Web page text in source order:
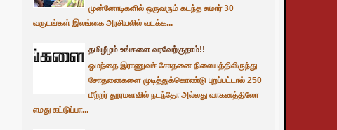
முன்னோடிகளில் ஒருவரும் கடந்த சுமார் 30
வருடங்கள் இலங்கை அரசியலில் வடக்க...
தமிழீழம் உங்களை வரவேற்குதாம்!!
ஓமந்தை இராணுவச் சோதனை நிலையத்திலிருந்து
சோதனைகளை முடித்துக்கொண்டு புறப்பட்டால் 250
மீற்றர் தூரமளவில் நடந்தோ அல்லது வாகனத்திலோ
எமது கட்டுப்பா...